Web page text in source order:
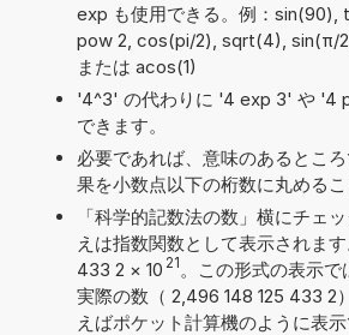
exp も使用できる。例：sin(90),
pow 2, cos(pi/2), sqrt(4), sin(π/
または acos(1)
'4^3' の代わりに '4 exp 3' や '4
できます。
必要であれば、意味のあるとこ
果を小数点以下の桁数に丸めるこ
「科学的記数法の数」横にチェ
えは指数関数として表示されま
433 2 × 10 21 。この形式の表示で
実際の数（ 2,496 148 125 433 2
えばポケット計算機のように表